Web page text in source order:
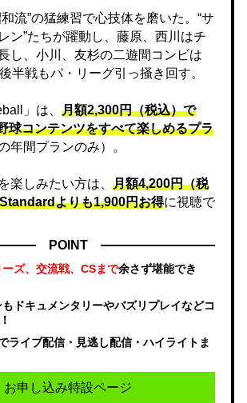
流”の猛練習で心技体を磨いた。“サ
ン”たちが躍動し、藤原、西川はチ
し、小川、友杉の二遊間コンビは
半戦もパ・リーグ引っ掻き回す。
」は、 月額2,300円（税込）で
球コンテンツをすべて楽しめるプラ
年間プランのみ）。
楽しみたい方は、 月額4,200円（税
よりも1,900円お得に視聴で
POINT
ズ、交流戦、CSまで余さず堪能でき
ドキュメンタリーやバズリプレイなどコ
ライブ配信・見逃し配信・ハイライトま
お申し込み特設ページ